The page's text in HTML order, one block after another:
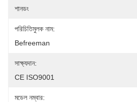
শানডং
পরিচিতিমুলক নাম:
Befreeman
সাক্ষ্যদান:
CE ISO9001
মডেল নম্বার: